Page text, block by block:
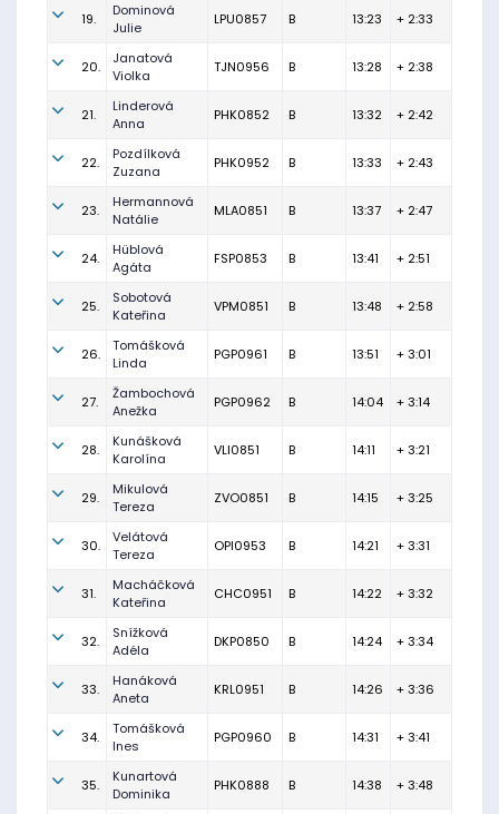
19.
Dominová
Julie
LPU0857 B 13:23 + 2:33
20.
Janatová
Violka
TJN0956 B 13:28 + 2:38
21.
Linderová
Anna
PHK0852 B 13:32 + 2:42
22.
Pozdílková
Zuzana
PHK0952 B 13:33 + 2:43
23.
Hermannová
Natálie
MLA0851 B 13:37 + 2:47
24.
Hüblová
Agáta
FSP0853 B 13:41 + 2:51
25.
Sobotová
Kateřina
VPM0851 B 13:48 + 2:58
26.
Tomášková
Linda
PGP0961 B 13:51 + 3:01
27.
Žambochová
Anežka
PGP0962 B 14:04 + 3:14
28.
Kunášková
Karolína
VLI0851 B 14:11 + 3:21
29.
Mikulová
Tereza
ZVO0851 B 14:15 + 3:25
30.
Velátová
Tereza
OPI0953 B 14:21 + 3:31
31.
Macháčková
Kateřina
CHC0951 B 14:22 + 3:32
32.
Snížková
Adéla
DKP0850 B 14:24 + 3:34
33.
Hanáková
Aneta
KRL0951 B 14:26 + 3:36
34.
Tomášková
Ines
PGP0960 B 14:31 + 3:41
35.
Kunartová
Dominika
PHK0888 B 14:38 + 3:48